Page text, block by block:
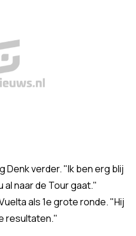
Denk verder. "Ik ben erg blij
al naar de Tour gaat."
als 1e grote ronde. "Hij
resultaten."